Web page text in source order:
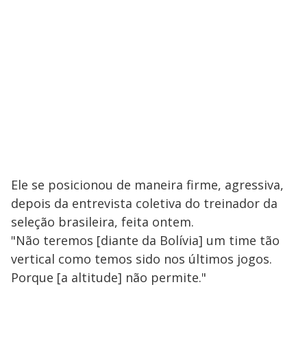
Ele se posicionou de maneira firme, agressiva,
depois da entrevista coletiva do treinador da
seleção brasileira, feita ontem.
"Não teremos [diante da Bolívia] um time tão
vertical como temos sido nos últimos jogos.
Porque [a altitude] não permite."